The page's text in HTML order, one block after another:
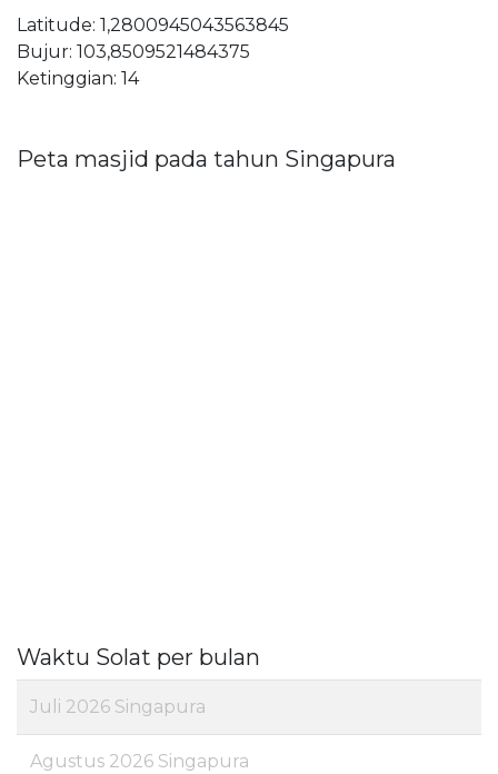
Latitude: 1,2800945043563845
Bujur: 103,8509521484375
Ketinggian: 14
Peta masjid pada tahun Singapura
Waktu Solat per bulan
Juli 2026 Singapura
Agustus 2026 Singapura